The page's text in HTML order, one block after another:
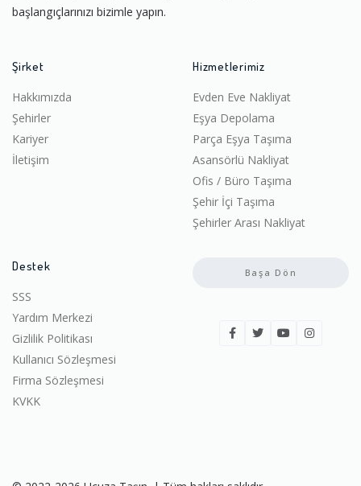
başlangıçlarınızı bizimle yapın.
Şirket
Hakkımızda
Şehirler
Kariyer
İletişim
Hizmetlerimiz
Evden Eve Nakliyat
Eşya Depolama
Parça Eşya Taşıma
Asansörlü Nakliyat
Ofis / Büro Taşıma
Şehir İçi Taşıma
Şehirler Arası Nakliyat
Destek
SSS
Yardım Merkezi
Gizlilik Politikası
Kullanıcı Sözleşmesi
Firma Sözleşmesi
KVKK
Başa Dön